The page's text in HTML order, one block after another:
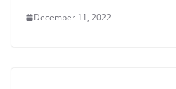
December 11, 2022